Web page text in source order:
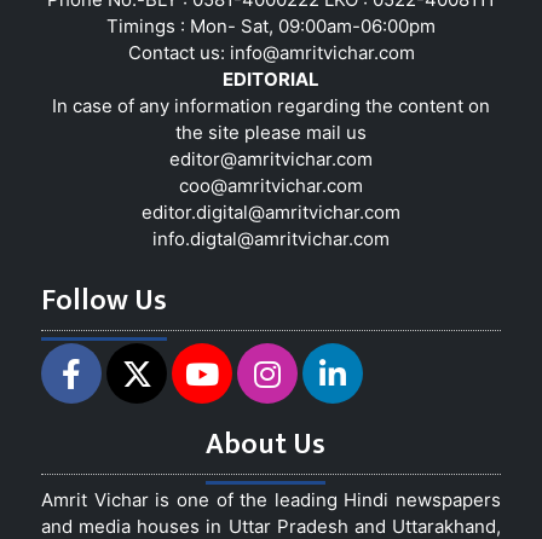
Timings : Mon- Sat, 09:00am-06:00pm
Contact us: info@amritvichar.com
EDITORIAL
In case of any information regarding the content on
the site please mail us
editor@amritvichar.com
coo@amritvichar.com
editor.digital@amritvichar.com
info.digtal@amritvichar.com
Follow Us
About Us
Amrit Vichar is one of the leading Hindi newspapers
and media houses in Uttar Pradesh and Uttarakhand,